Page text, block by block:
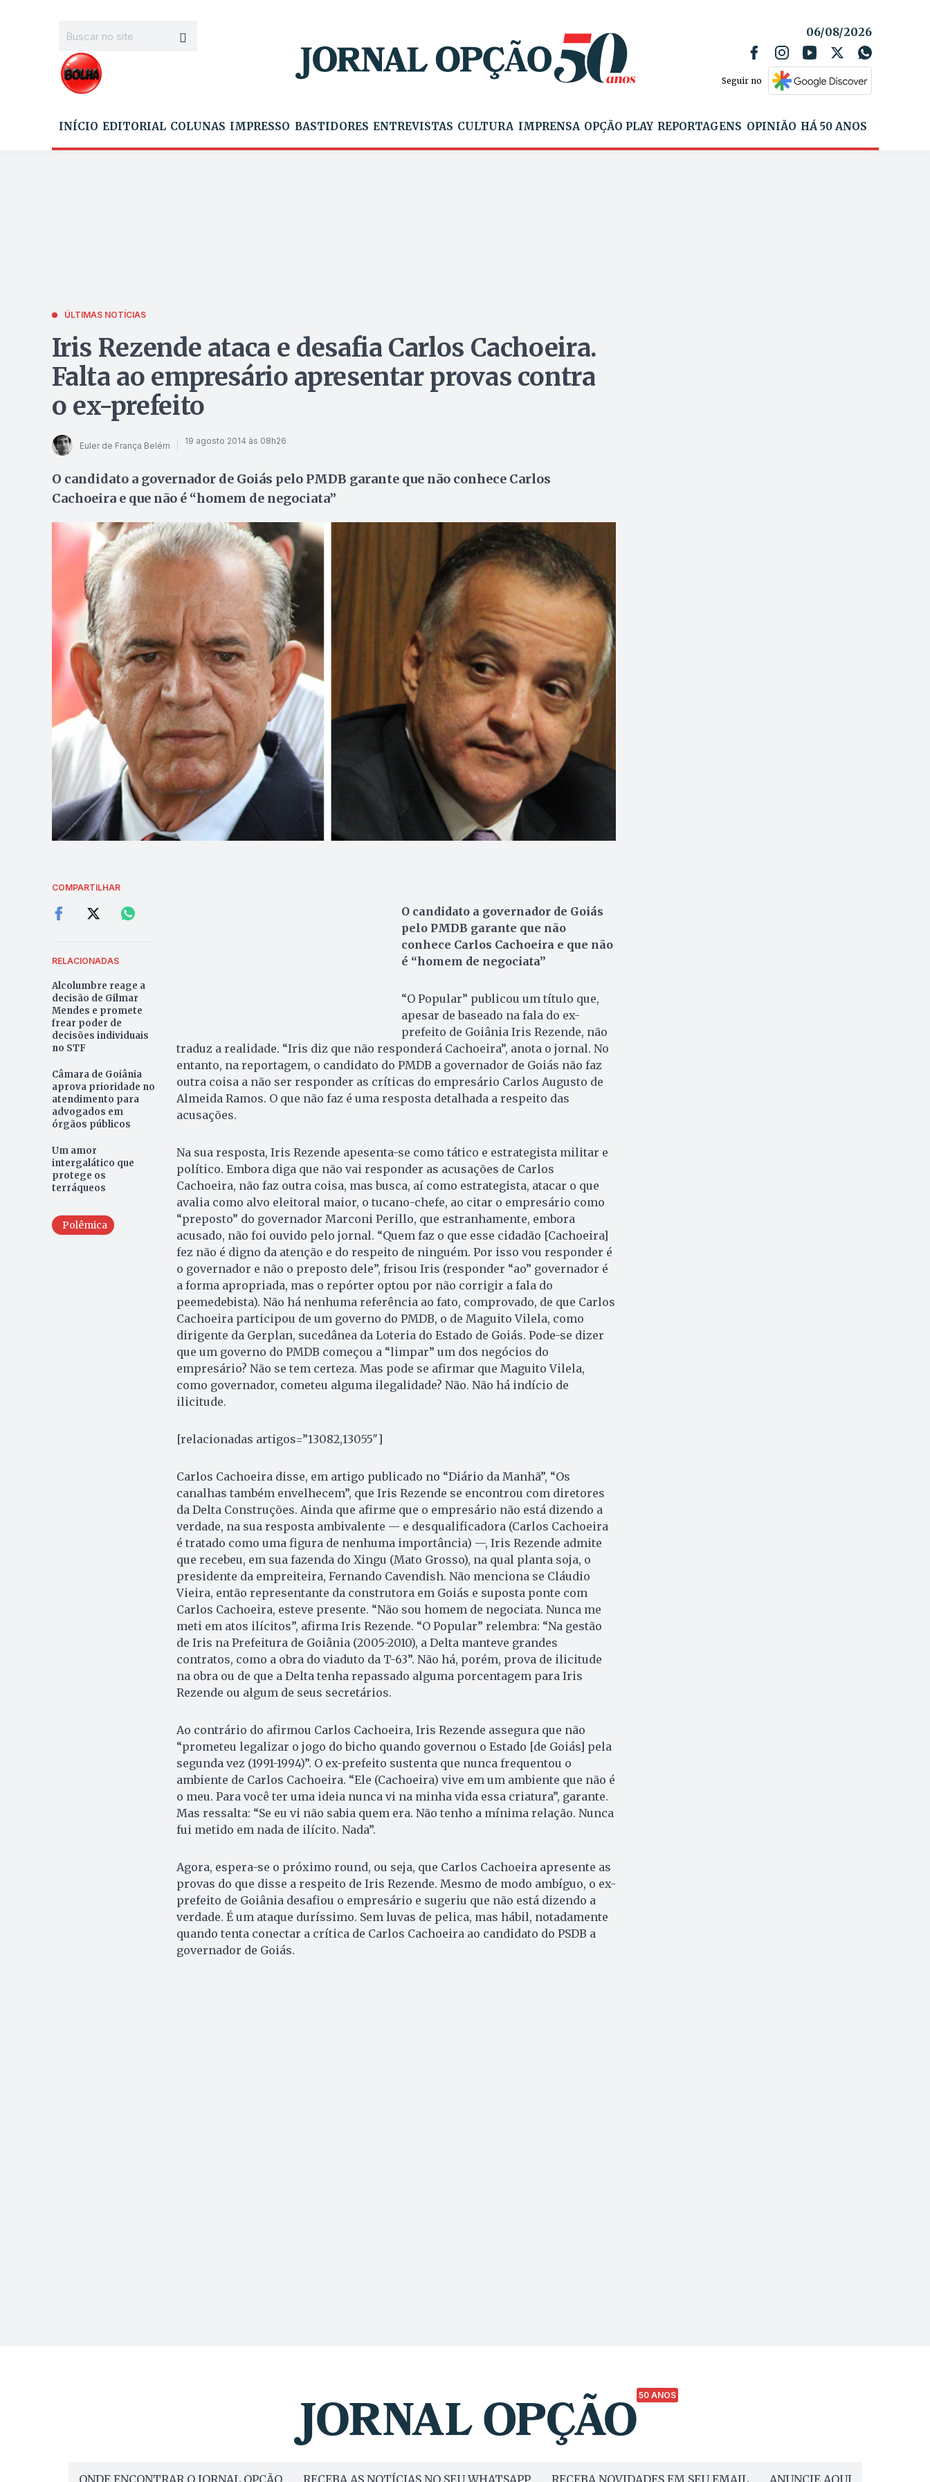
06/08/2026
Seguir no
INÍCIO EDITORIAL COLUNAS IMPRESSO BASTIDORES ENTREVISTAS CULTURA IMPRENSA OPÇÃO PLAY REPORTAGENS OPINIÃO HÁ 50 ANOS
ÚLTIMAS NOTÍCIAS
Iris Rezende ataca e desafia Carlos Cachoeira.
Falta ao empresário apresentar provas contra
o ex-prefeito
Euler de França Belém 19 agosto 2014 às 08h26
O candidato a governador de Goiás pelo PMDB garante que não conhece Carlos
Cachoeira e que não é “homem de negociata”
COMPARTILHAR
RELACIONADAS
Alcolumbre reage a
decisão de Gilmar
Mendes e promete
frear poder de
decisões individuais
no STF
Câmara de Goiânia
aprova prioridade no
atendimento para
advogados em
órgãos públicos
Um amor
intergalático que
protege os
terráqueos
Polêmica
O candidato a governador de Goiás
pelo PMDB garante que não
conhece Carlos Cachoeira e que não
é “homem de negociata”
“O Popular” publicou um título que,
apesar de baseado na fala do ex-
prefeito de Goiânia Iris Rezende, não
traduz a realidade. “Iris diz que não responderá Cachoeira”, anota o jornal. No
entanto, na reportagem, o candidato do PMDB a governador de Goiás não faz
outra coisa a não ser responder as críticas do empresário Carlos Augusto de
Almeida Ramos. O que não faz é uma resposta detalhada a respeito das
acusações.
Na sua resposta, Iris Rezende apesenta-se como tático e estrategista militar e
político. Embora diga que não vai responder as acusações de Carlos
Cachoeira, não faz outra coisa, mas busca, aí como estrategista, atacar o que
avalia como alvo eleitoral maior, o tucano-chefe, ao citar o empresário como
“preposto” do governador Marconi Perillo, que estranhamente, embora
acusado, não foi ouvido pelo jornal. “Quem faz o que esse cidadão [Cachoeira]
fez não é digno da atenção e do respeito de ninguém. Por isso vou responder é
o governador e não o preposto dele”, frisou Iris (responder “ao” governador é
a forma apropriada, mas o repórter optou por não corrigir a fala do
peemedebista). Não há nenhuma referência ao fato, comprovado, de que Carlos
Cachoeira participou de um governo do PMDB, o de Maguito Vilela, como
dirigente da Gerplan, sucedânea da Loteria do Estado de Goiás. Pode-se dizer
que um governo do PMDB começou a “limpar” um dos negócios do
empresário? Não se tem certeza. Mas pode se afirmar que Maguito Vilela,
como governador, cometeu alguma ilegalidade? Não. Não há indício de
ilicitude.
[relacionadas artigos=”13082,13055″]
Carlos Cachoeira disse, em artigo publicado no “Diário da Manhã”, “Os
canalhas também envelhecem”, que Iris Rezende se encontrou com diretores
da Delta Construções. Ainda que afirme que o empresário não está dizendo a
verdade, na sua resposta ambivalente — e desqualificadora (Carlos Cachoeira
é tratado como uma figura de nenhuma importância) —, Iris Rezende admite
que recebeu, em sua fazenda do Xingu (Mato Grosso), na qual planta soja, o
presidente da empreiteira, Fernando Cavendish. Não menciona se Cláudio
Vieira, então representante da construtora em Goiás e suposta ponte com
Carlos Cachoeira, esteve presente. “Não sou homem de negociata. Nunca me
meti em atos ilícitos”, afirma Iris Rezende. “O Popular” relembra: “Na gestão
de Iris na Prefeitura de Goiânia (2005-2010), a Delta manteve grandes
contratos, como a obra do viaduto da T-63”. Não há, porém, prova de ilicitude
na obra ou de que a Delta tenha repassado alguma porcentagem para Iris
Rezende ou algum de seus secretários.
Ao contrário do afirmou Carlos Cachoeira, Iris Rezende assegura que não
“prometeu legalizar o jogo do bicho quando governou o Estado [de Goiás] pela
segunda vez (1991-1994)”. O ex-prefeito sustenta que nunca frequentou o
ambiente de Carlos Cachoeira. “Ele (Cachoeira) vive em um ambiente que não é
o meu. Para você ter uma ideia nunca vi na minha vida essa criatura”, garante.
Mas ressalta: “Se eu vi não sabia quem era. Não tenho a mínima relação. Nunca
fui metido em nada de ilícito. Nada”.
Agora, espera-se o próximo round, ou seja, que Carlos Cachoeira apresente as
provas do que disse a respeito de Iris Rezende. Mesmo de modo ambíguo, o ex-
prefeito de Goiânia desafiou o empresário e sugeriu que não está dizendo a
verdade. É um ataque duríssimo. Sem luvas de pelica, mas hábil, notadamente
quando tenta conectar a crítica de Carlos Cachoeira ao candidato do PSDB a
governador de Goiás.
50 ANOS